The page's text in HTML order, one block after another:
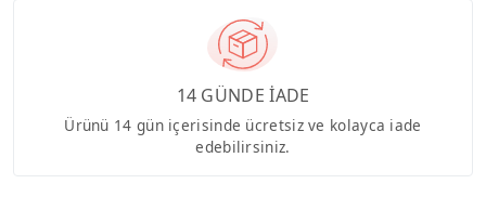
14 GÜNDE İADE
Ürünü 14 gün içerisinde ücretsiz ve kolayca iade
edebilirsiniz.